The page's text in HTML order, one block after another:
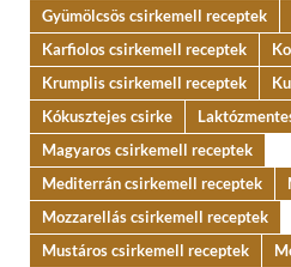
Gyümölcsös csirkemell receptek
Karfiolos csirkemell receptek
Krumplis csirkemell receptek
Kókusztejes csirke
Magyaros csirkemell receptek
Mediterrán csirkemell receptek
Mozzarellás csirkemell receptek
Mustáros csirkemell receptek